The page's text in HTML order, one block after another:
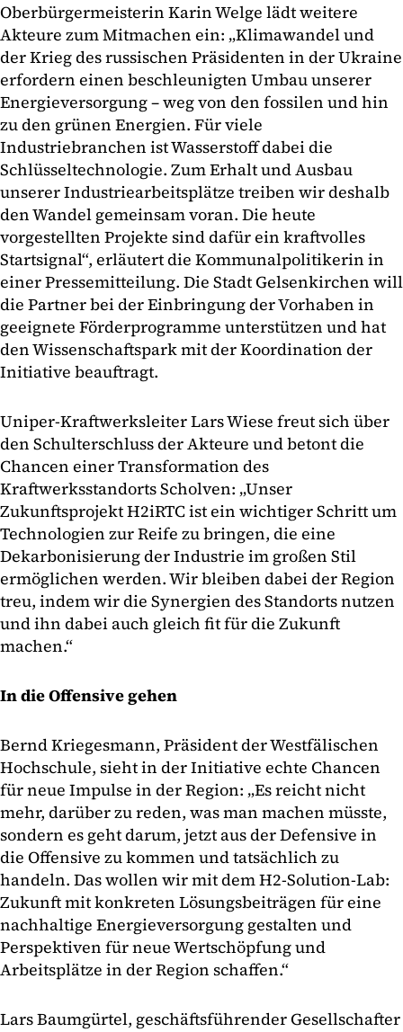
Oberbürgermeisterin Karin Welge lädt weitere
Akteure zum Mitmachen ein: „Klimawandel und
der Krieg des russischen Präsidenten in der Ukraine
erfordern einen beschleunigten Umbau unserer
Energieversorgung – weg von den fossilen und hin
zu den grünen Energien. Für viele
Industriebranchen ist Wasserstoff dabei die
Schlüsseltechnologie. Zum Erhalt und Ausbau
unserer Industriearbeitsplätze treiben wir deshalb
den Wandel gemeinsam voran. Die heute
vorgestellten Projekte sind dafür ein kraftvolles
Startsignal“, erläutert die Kommunalpolitikerin in
einer Pressemitteilung. Die Stadt Gelsenkirchen will
die Partner bei der Einbringung der Vorhaben in
geeignete Förderprogramme unterstützen und hat
den Wissenschaftspark mit der Koordination der
Initiative beauftragt.
Uniper-Kraftwerksleiter Lars Wiese freut sich über
den Schulterschluss der Akteure und betont die
Chancen einer Transformation des
Kraftwerksstandorts Scholven: „Unser
Zukunftsprojekt H2iRTC ist ein wichtiger Schritt um
Technologien zur Reife zu bringen, die eine
Dekarbonisierung der Industrie im großen Stil
ermöglichen werden. Wir bleiben dabei der Region
treu, indem wir die Synergien des Standorts nutzen
und ihn dabei auch gleich fit für die Zukunft
machen.“
In die Offensive gehen
Bernd Kriegesmann, Präsident der Westfälischen
Hochschule, sieht in der Initiative echte Chancen
für neue Impulse in der Region: „Es reicht nicht
mehr, darüber zu reden, was man machen müsste,
sondern es geht darum, jetzt aus der Defensive in
die Offensive zu kommen und tatsächlich zu
handeln. Das wollen wir mit dem H2-Solution-Lab:
Zukunft mit konkreten Lösungsbeiträgen für eine
nachhaltige Energieversorgung gestalten und
Perspektiven für neue Wertschöpfung und
Arbeitsplätze in der Region schaffen.“
Lars Baumgürtel, geschäftsführender Gesellschafter